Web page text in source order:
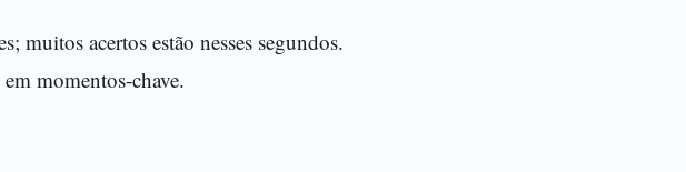
muitos acertos estão nesses segundos.
momentos-chave.